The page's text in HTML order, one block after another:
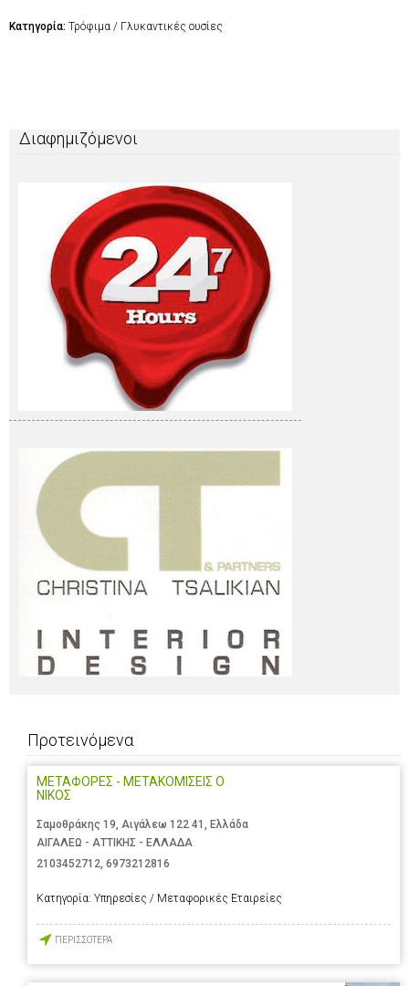
Κατηγορία: Τρόφιμα / Γλυκαντικές ουσίες
Διαφημιζόμενοι
Προτεινόμενα
ΜΕΤΑΦΟΡΕΣ - ΜΕΤΑΚΟΜΙΣΕΙΣ Ο
ΝΙΚΟΣ
Σαμοθράκης 19, Αιγάλεω 122 41, Ελλάδα
ΑΙΓΑΛΕΩ - ΑΤΤΙΚΗΣ - ΕΛΛΑΔΑ
2103452712 6973212816
Κατηγορία: Υπηρεσίες / Μεταφορικές Εταιρείες
ΠΕΡΙΣΣΟΤΕΡΑ